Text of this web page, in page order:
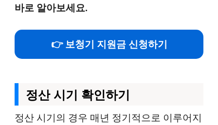
바로 알아보세요.
👉 보청기 지원금 신청하기
정산 시기 확인하기
정산 시기의 경우 매년 정기적으로 이루어지